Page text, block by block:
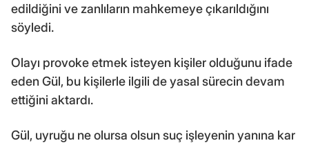
edildiğini ve zanlıların mahkemeye çıkarıldığını
söyledi.
Olayı provoke etmek isteyen kişiler olduğunu ifade
eden Gül, bu kişilerle ilgili de yasal sürecin devam
ettiğini aktardı.
Gül, uyruğu ne olursa olsun suç işleyenin yanına kar